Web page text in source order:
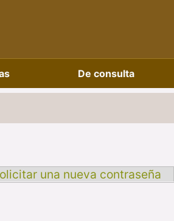
De consulta
una nueva contraseña